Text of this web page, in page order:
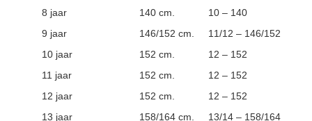
8 jaar
140 cm.
10 – 140
9 jaar
146/152 cm.
11/12 – 146/152
10 jaar
152 cm.
12 – 152
11 jaar
152 cm.
12 – 152
12 jaar
152 cm.
12 – 152
13 jaar
158/164 cm. 13/14 – 158/164